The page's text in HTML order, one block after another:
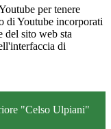
per tenere
di Youtube incorporati
del sito web sta
di
"Celso Ulpiani"